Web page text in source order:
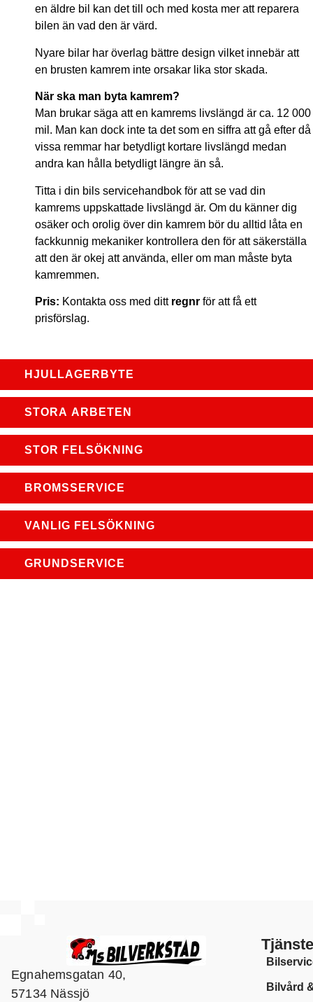
HJULLAGERBYTE
STORA ARBETEN
STOR FELSÖKNING
BROMSSERVICE
VANLIG FELSÖKNING
GRUNDSERVICE
en äldre bil kan det till och med kosta mer att reparera
bilen än vad den är värd.
Nyare bilar har överlag bättre design vilket innebär att
en brusten kamrem inte orsakar lika stor skada.
När ska man byta kamrem?
Man brukar säga att en kamrems livslängd är ca. 12 000
mil. Man kan dock inte ta det som en siffra att gå efter då
vissa remmar har betydligt kortare livslängd medan
andra kan hålla betydligt längre än så.
Titta i din bils servicehandbok för att se vad din
kamrems uppskattade livslängd är. Om du känner dig
osäker och orolig över din kamrem bör du alltid låta en
fackkunnig mekaniker kontrollera den för att säkerställa
att den är okej att använda, eller om man måste byta
kamremmen.
Pris: Kontakta oss med ditt regnr för att få ett
prisförslag.
Egnahemsgatan 40,
57134 Nässjö
Bilvård